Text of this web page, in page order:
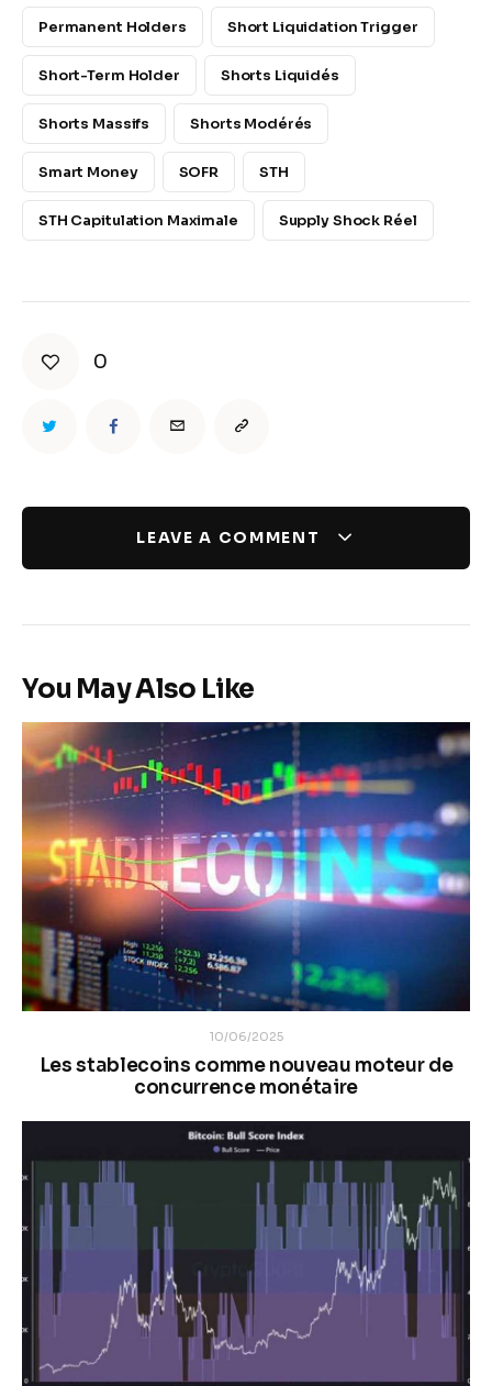
Permanent Holders Short Liquidation Trigger
Short-Term Holder Shorts Liquidés
Shorts Massifs Shorts Modérés
Smart Money SOFR STH
STH Capitulation Maximale Supply Shock Réel
0
LEAVE A COMMENT
You May Also Like
10/06/2025
Les stablecoins comme nouveau moteur de
concurrence monétaire